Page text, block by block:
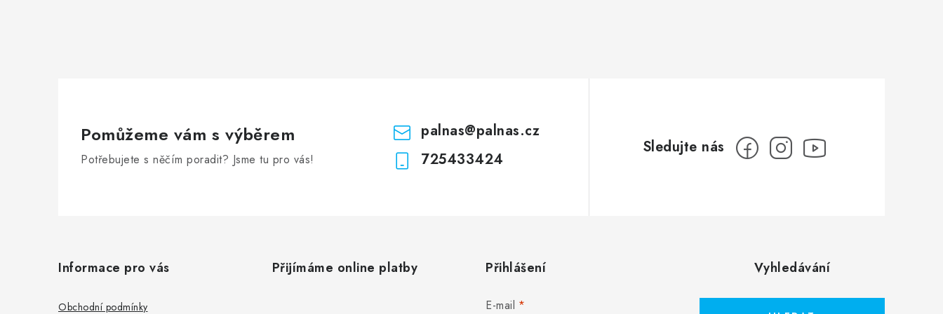
Pomůžeme vám s výběrem
Potřebujete s něčím poradit? Jsme tu pro vás!
palnas@palnas.cz
725433424
Informace pro vás
Obchodní podmínky
Přijímáme online platby Přihlášení
E-mail
Vyhledávání